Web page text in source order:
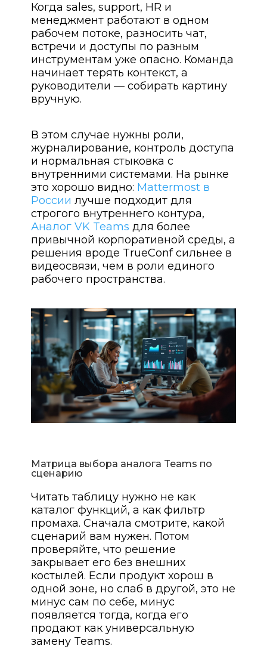
Когда sales, support, HR и
менеджмент работают в одном
рабочем потоке, разносить чат,
встречи и доступы по разным
инструментам уже опасно. Команда
начинает терять контекст, а
руководители — собирать картину
вручную.
В этом случае нужны роли,
журналирование, контроль доступа
и нормальная стыковка с
внутренними системами. На рынке
это хорошо видно: Mattermost в
России лучше подходит для
строгого внутреннего контура,
Аналог VK Teams для более
привычной корпоративной среды, а
решения вроде TrueConf сильнее в
видеосвязи, чем в роли единого
рабочего пространства.
Матрица выбора аналога Teams по
сценарию
Читать таблицу нужно не как
каталог функций, а как фильтр
промаха. Сначала смотрите, какой
сценарий вам нужен. Потом
проверяйте, что решение
закрывает его без внешних
костылей. Если продукт хорош в
одной зоне, но слаб в другой, это не
минус сам по себе, минус
появляется тогда, когда его
продают как универсальную
замену Teams.